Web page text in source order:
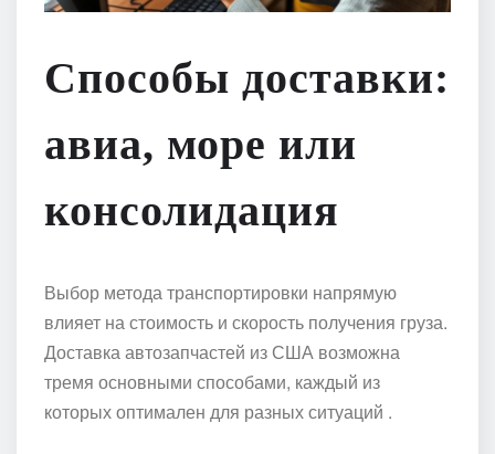
Способы доставки:
авиа, море или
консолидация
Выбор метода транспортировки напрямую
влияет на стоимость и скорость получения груза.
Доставка автозапчастей из США возможна
тремя основными способами, каждый из
которых оптимален для разных ситуаций .